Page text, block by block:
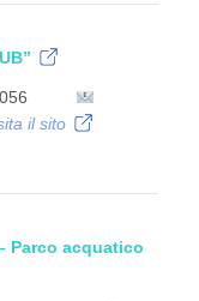
il sito
Parco acquatico